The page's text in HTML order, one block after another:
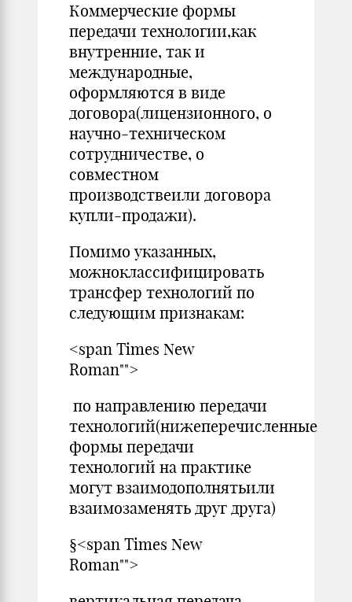
Коммерческие формы
передачи технологии,как
внутренние, так и
международные,
оформляются в виде
договора(лицензионного, о
научно-техническом
сотрудничестве, о
совместном
производствеили договора
купли-продажи).
Помимо указанных,
можноклассифицировать
трансфер технологий по
следующим признакам:
<span Times New
Roman"">
по направлению передачи
технологий(нижеперечисленные
формы передачи
технологий на практике
могут взаимодополнятьили
взаимозаменять друг друга)
§<span Times New
Roman"">